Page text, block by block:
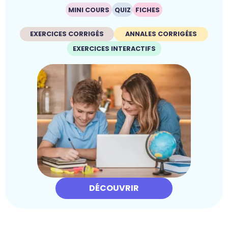
MINI COURS QUIZ FICHES
EXERCICES CORRIGÉS
ANNALES CORRIGÉES
EXERCICES INTERACTIFS
DÉCOUVRIR